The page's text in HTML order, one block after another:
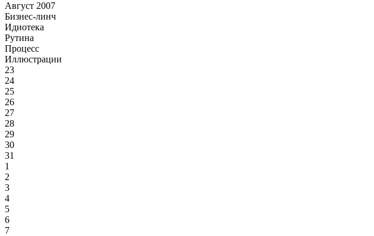
Август 2007
Бизнес-линч
Идиотека
Рутина
Процесс
Иллюстрации
23
24
25
26
27
28
29
30
31
1
2
3
4
5
6
7